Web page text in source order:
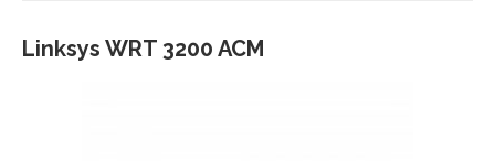
Linksys WRT 3200 ACM